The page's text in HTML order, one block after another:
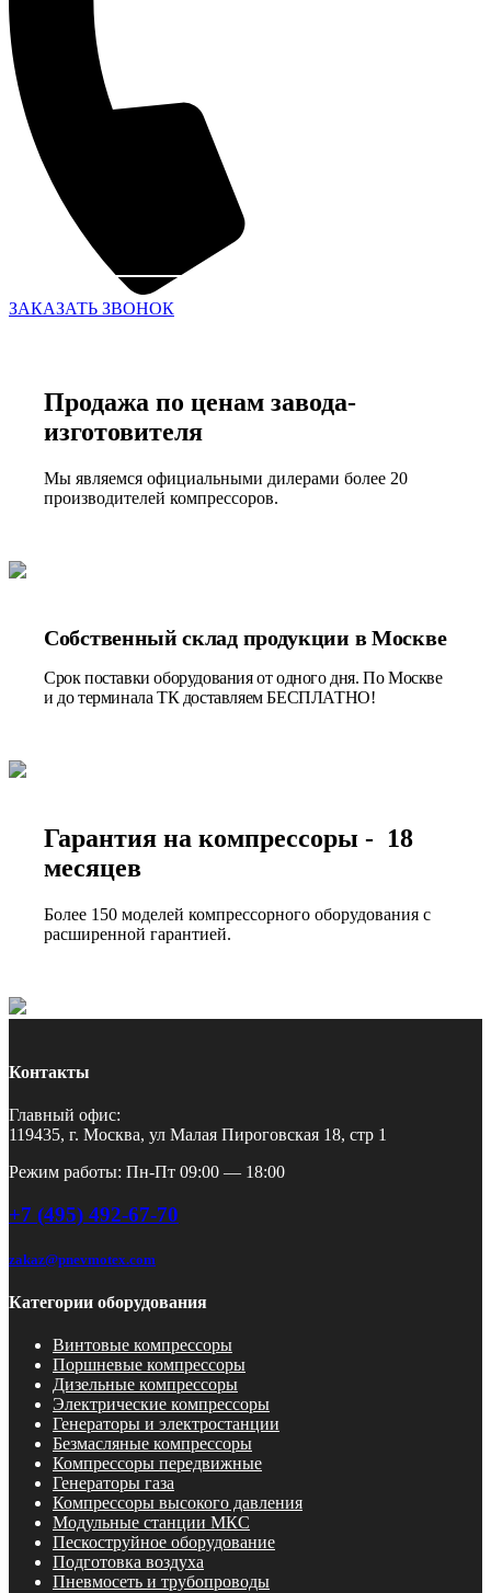
ЗАКАЗАТЬ ЗВОНОК
Продажа по ценам завода-
изготовителя
Мы являемся официальными дилерами более 20
производителей компрессоров.
Собственный склад продукции в Москве
Срок поставки оборудования от одного дня. По Москве
и до терминала ТК доставляем БЕСПЛАТНО!
Гарантия на компрессоры - 18
месяцев
Более 150 моделей компрессорного оборудования с
расширенной гарантией.
Контакты
Главный офис:
119435, г. Москва, ул Малая Пироговская 18, стр 1
Режим работы: Пн-Пт 09:00 — 18:00
+7 (495) 492-67-70
zakaz@pnevmotex.com
Категории оборудования
Винтовые компрессоры
Поршневые компрессоры
Дизельные компрессоры
Электрические компрессоры
Генераторы и электростанции
Безмасляные компрессоры
Компрессоры передвижные
Генераторы газа
Компрессоры высокого давления
Модульные станции МКС
Пескоструйное оборудование
Подготовка воздуха
Пневмосеть и трубопроводы